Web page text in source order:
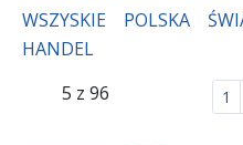
WSZYSKIE POLSKA
HANDEL
5 z 96
1